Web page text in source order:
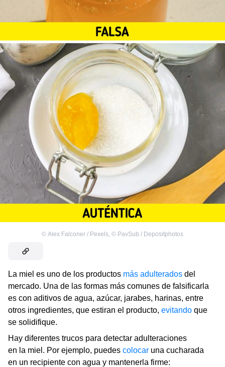
© Alex Falconer / Pexels © PavSub / Depositphotos
La miel es uno de los productos más adulterados del
mercado. Una de las formas más comunes de falsificarla
es con aditivos de agua, azúcar, jarabes, harinas, entre
otros ingredientes, que estiran el producto, evitando que
se solidifique.
Hay diferentes trucos para detectar adulteraciones
en la miel. Por ejemplo, puedes colocar una cucharada
en un recipiente con agua y mantenerla firme: